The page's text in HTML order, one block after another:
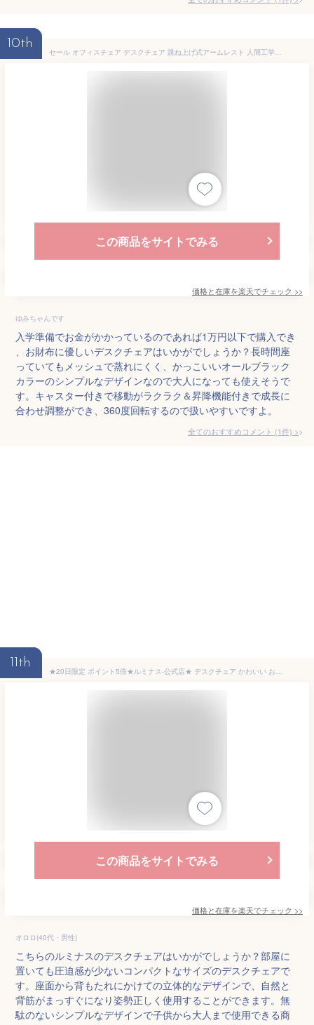
10th
セール オフィスチェア デスクチェア 跳ね上げ式アームレスト 人間工学設計 通気性 メッシュチェア パソコンチェア 360度回転 昇降機能付き 肘置き付き いす ハイバック ゲーミングチェア ワークチェア 在宅勤務 ブラック
この商品をサイトでみる
価格と在庫を楽天でチェック >>
ゆみちゃんです
入学準備でお金がかかっているのであれば1万円以下で購入でき
、お財布に優しいデスクチェアはいかがでしょうか？長時間座
っていてもメッシュで蒸れにくく、かっこいいオールブラック
カラーのシンプルなデザインなので大人になっても使えそうで
す。キャスター付きで移動がラクラク＆昇降機能付きで成長に
合わせ調整ができ、360度回転するので扱いやすいですよ。
全てのおすすめコメント (1件) >
11th
★20日限定 ポイント5倍★ルミナス-公式店★ デスクチェア かわいい おしゃれ パソコンチェア オフィスチェア コンパクト 椅子 イス いす チェア チェアー 学習椅子 キャスター付 事務椅子 子供 デスク用 昇降 回転 ブラック 黒 グレー ホワイト 姿勢矯正 腰痛 SSPC-BKGY
この商品をサイトでみる
価格と在庫を楽天でチェック >>
オロロ(40代・男性)
こちらのルミナスのデスクチェアはいかがでしょうか？部屋に
置いても圧迫感が少ないコンパクトなサイズのデスクチェアで
す。座面から背もたれにかけての立体的なデザインで、自然と
背筋がまっすぐになり姿勢正しく使用することができます。無
駄のないシンプルなデザインで子供から大人まで使用できる商